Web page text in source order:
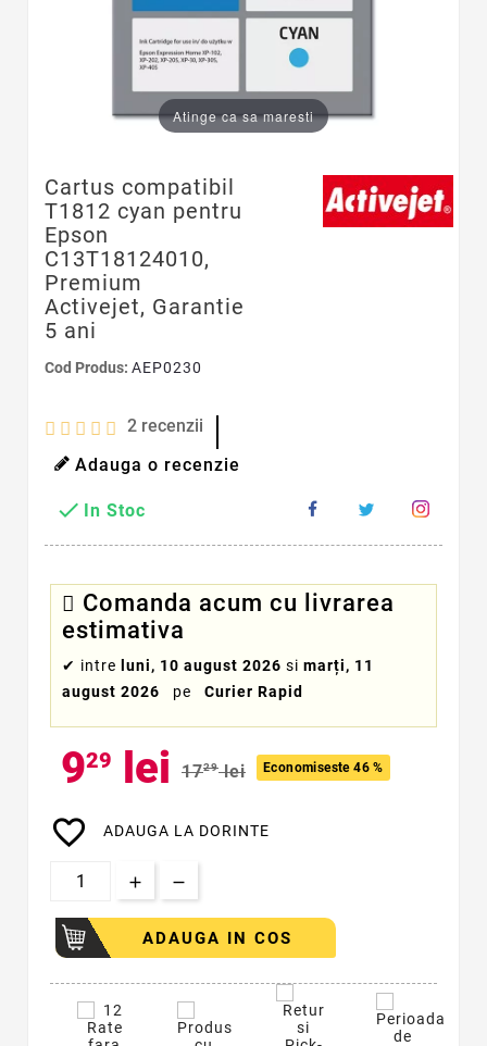
Atinge ca sa maresti
Cartus compatibil
T1812 cyan pentru
Epson
C13T18124010,
Premium
Activejet, Garantie
5 ani
Cod Produs: AEP0230
2 recenzii
Adauga o recenzie
 In Stoc
Comanda acum cu livrarea
estimativa
✔ intre luni, 10 august 2026 si marți, 11
august 2026
pe Curier Rapid
929 lei 1729 lei Economiseste 46 %
favorite_border ADAUGA LA DORINTE
ADAUGA IN COS